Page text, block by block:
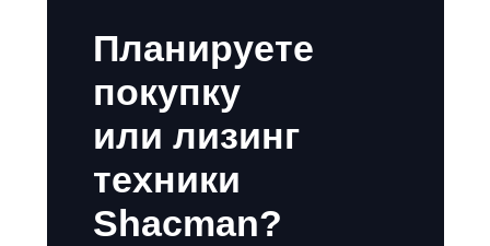
Планируете
покупку
или лизинг
техники
Shacman?